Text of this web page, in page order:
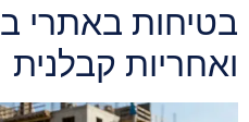
בטיחות באתרי
ואחריות קבלנית